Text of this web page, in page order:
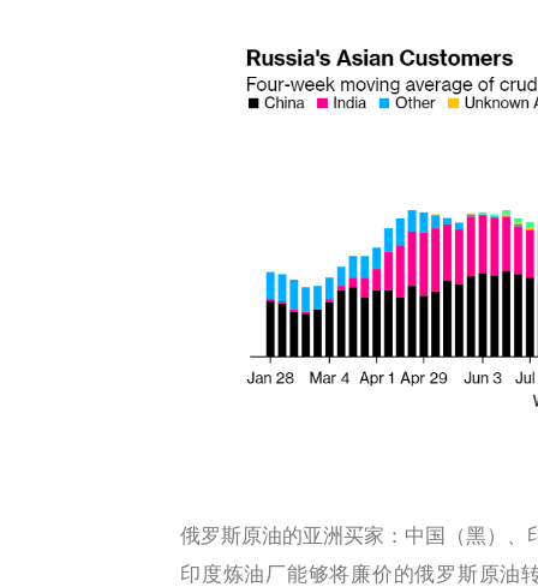
俄罗斯原油的亚洲买家：中国（黑）、
印度炼油厂能够将廉价的俄罗斯原油